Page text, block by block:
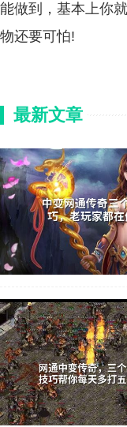
能做到，基本上你
物还要可怕!
最新文章